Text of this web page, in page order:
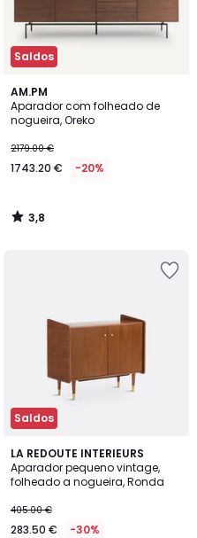
Saldos
AM.PM
Aparador com folheado de
nogueira, Oreko
2179.00 €
1743.20 € -20%
3,8
/ 5
3,8
/
Saldos
LA REDOUTE INTERIEURS
Aparador pequeno vintage,
folheado a nogueira, Ronda
405.00 €
283.50 € -30%
4,7
/ 5